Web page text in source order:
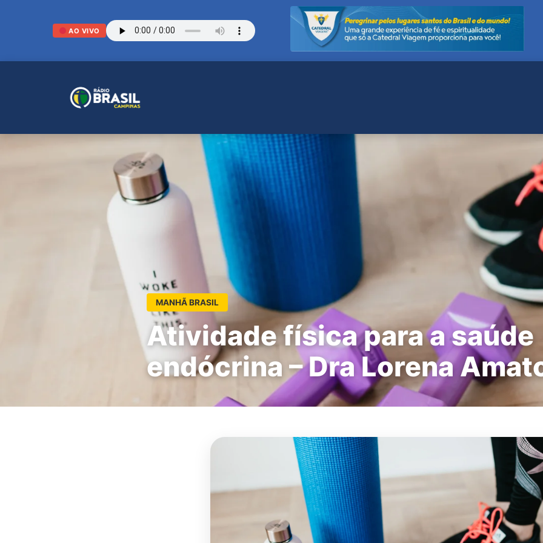
AO VIVO
MANHÃ BRASIL
Atividade física para a saúde
endócrina – Dra Lorena